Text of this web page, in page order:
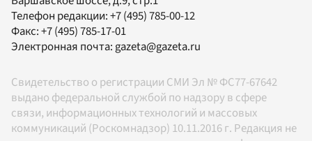
Телефон редакции:+7 (495) 785-00-12
Факс:+7 (495) 785-17-01
Электронная почта:gazeta@gazeta.ru
Свидетельство о регистрации СМИ Эл № ФС77-67642
выдано федеральной службой по надзору в сфере
связи, информационных технологий и массовых
коммуникаций (Роскомнадзор) 10.11.2016 г. Редакция не